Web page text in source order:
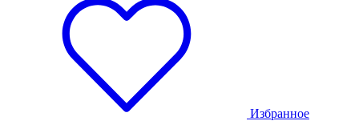
Избранное